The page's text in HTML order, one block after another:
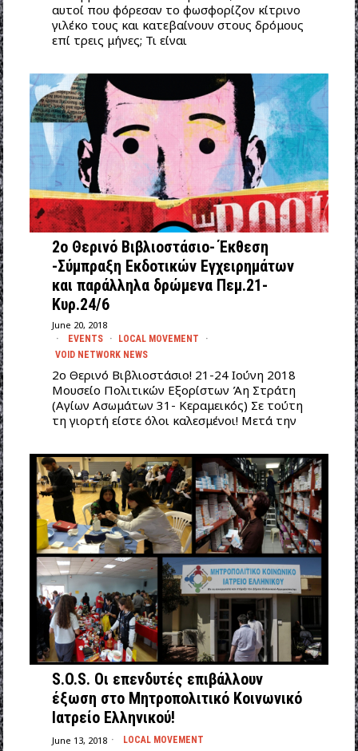
αυτοί που φόρεσαν το φωσφορίζον κίτρινο
γιλέκο τους και κατεβαίνουν στους δρόμους
επί τρεις μήνες; Τι είναι
2ο Θερινό Βιβλιοστάσιο- Έκθεση
-Σύμπραξη Εκδοτικών Εγχειρημάτων
και παράλληλα δρώμενα Πεμ.21-
Κυρ.24/6
June 20, 2018
EVENTS · LOCAL MOVEMENT
·
VOID NETWORK NEWS
2ο Θερινό Βιβλιοστάσιο! 21-24 Ιούνη 2018
Μουσείο Πολιτικών Εξορίστων Άη Στράτη
(Αγίων Ασωμάτων 31- Κεραμεικός) Σε τούτη
τη γιορτή είστε όλοι καλεσμένοι! Μετά την
S.O.S. Οι επενδυτές επιβάλλουν
έξωση στο Μητροπολιτικό Κοινωνικό
Ιατρείο Ελληνικού!
June 13, 2018 LOCAL MOVEMENT